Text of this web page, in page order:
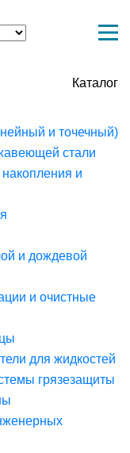
Каталог
и точечный)
стали
и
и дождевой
и очистные
для жидкостей
грязезащиты